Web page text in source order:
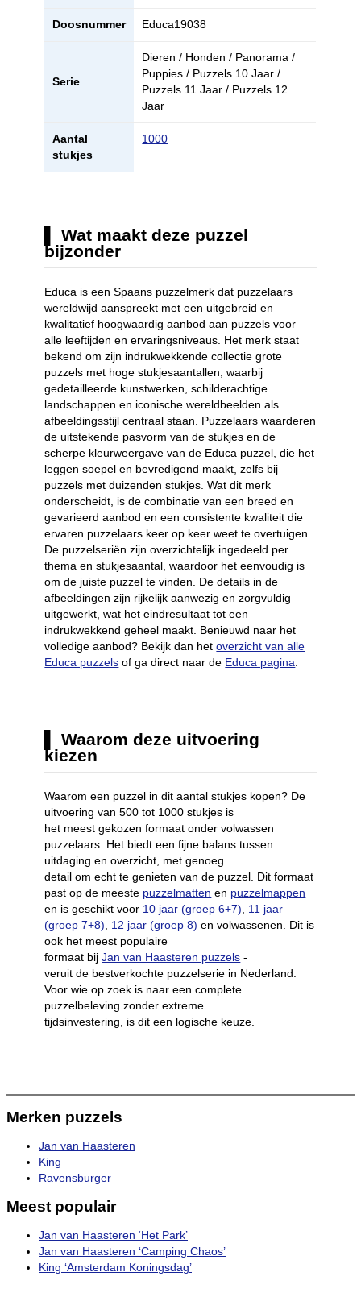
Doosnummer Educa19038
Serie
Dieren / Honden / Panorama /
Puppies / Puzzels 10 Jaar /
Puzzels 11 Jaar / Puzzels 12
Jaar
Aantal
stukjes
1000
Wat maakt deze puzzel
bijzonder
Educa is een Spaans puzzelmerk dat puzzelaars
wereldwijd aanspreekt met een uitgebreid en
kwalitatief hoogwaardig aanbod aan puzzels voor
alle leeftijden en ervaringsniveaus. Het merk staat
bekend om zijn indrukwekkende collectie grote
puzzels met hoge stukjesaantallen, waarbij
gedetailleerde kunstwerken, schilderachtige
landschappen en iconische wereldbeelden als
afbeeldingsstijl centraal staan. Puzzelaars waarderen
de uitstekende pasvorm van de stukjes en de
scherpe kleurweergave van de Educa puzzel, die het
leggen soepel en bevredigend maakt, zelfs bij
puzzels met duizenden stukjes. Wat dit merk
onderscheidt, is de combinatie van een breed en
gevarieerd aanbod en een consistente kwaliteit die
ervaren puzzelaars keer op keer weet te overtuigen.
De puzzelseriën zijn overzichtelijk ingedeeld per
thema en stukjesaantal, waardoor het eenvoudig is
om de juiste puzzel te vinden. De details in de
afbeeldingen zijn rijkelijk aanwezig en zorgvuldig
uitgewerkt, wat het eindresultaat tot een
indrukwekkend geheel maakt. Benieuwd naar het
volledige aanbod? Bekijk dan hetoverzicht van alle
Educa puzzels of ga direct naar de Educa pagina.
Waarom deze uitvoering
kiezen
Waarom een puzzel in dit aantal stukjes kopen? De
uitvoering van 500 tot 1000 stukjes is
het meest gekozen formaat onder volwassen
puzzelaars. Het biedt een fijne balans tussen
uitdaging en overzicht, met genoeg
detail om echt te genieten van de puzzel. Dit formaat
past op de meeste puzzelmatten en puzzelmappen
en is geschikt voor 10 jaar (groep 6+7)
11 jaar
(groep 7+8)
12 jaar (groep 8) en volwassenen. Dit is
ook het meest populaire
formaat bijJan van Haasteren puzzels -
veruit de bestverkochte puzzelserie in Nederland.
Voor wie op zoek is naar een complete
puzzelbeleving zonder extreme
tijdsinvestering, is dit een logische keuze.
Merken puzzels
Jan van Haasteren
King
Ravensburger
Meest populair
Jan van Haasteren ‘Het Park’
Jan van Haasteren ‘Camping Chaos’
King ‘Amsterdam Koningsdag’